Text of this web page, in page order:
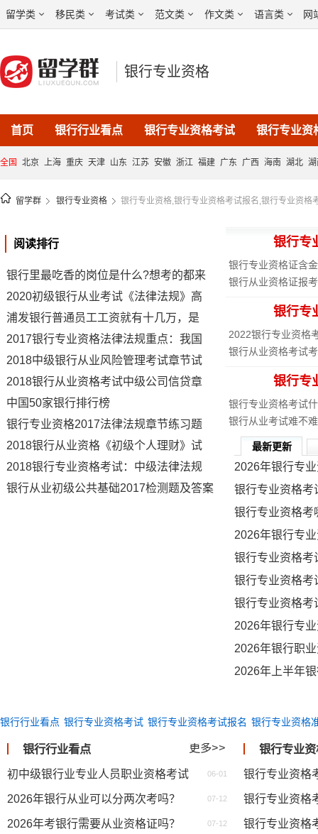
留学类 移民类 考试类 范文类 作文类 语言类 网
银行专业资格
首页 银行行业看点 银行专业资格考试 银行专业资
银行专业资格考试成绩查询 银行专业资格考试试题及答案
全国 北京 上海 重庆 天津 山东 江苏 安徽 浙江 福建 广东 广西 海南 湖北
内蒙古留学群 银行专业资格 银行专业资格,银行专业资格考试报名,银行专业资格
阅读排行
银行里最吃香的岗位是什么?想考的都来看看!
2020初级银行从业考试《法律法规》高频考点汇总
浦发银行普通员工工资就有十几万，是真的吗?
2017银行专业资格法律法规重点：我国银行业资本监管
2018中级银行从业风险管理考试章节试题：第六章流动性风险管理
2018银行从业资格考试中级公司信贷章节题一：公司信贷
中国50家银行排行榜
银行专业资格2017法律法规章节练习题及答案(5)
2018银行从业资格《初级个人理财》试题及答案(八)
2018银行专业资格考试：中级法律法规复习资料--巴塞尔资本协议
银行从业初级公共基础2017检测题及答案
银行专
银行专业资格证含
银行从业资格证报
银行专
2022银行专业资格
银行从业资格考试
银行专
银行专业资格考试
行]
银行从业考试难不
最新更新
2026年银行专
银行专业资格考
银行专业资格考
2026年银行专
银行专业资格考
银行专业资格考
银行专业资格考
2026年银行专
2026年银行职
银行行业看点 银行专业资格考试 银行专业资格考试报名 银行专业资格
答案
法律法规与综合能力 银行专业资格考试备考辅导
银行专业资格频道
更多>>
银行行业看点
06-01
07-12
2026年银行从业可以分两次考吗？
07-12
2026年考银行需要从业资格证吗？
银行专业
银行专业资格
银行专业资格
银行专业资格